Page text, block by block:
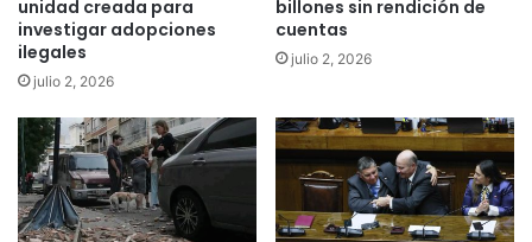
l
o
r
e
b
e
n
V
i
l
l
r
r
i
c
a
unidad creada para
investigar adopciones
ilegales
julio 2, 2026
billones sin rendición de
cuentas
julio 2, 2026